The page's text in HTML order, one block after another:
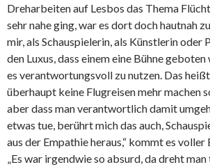
Dreharbeiten auf Lesbos das Thema
sehr nahe ging, war es dort doch hautnah
mir, als Schauspielerin, als Künstlerin oder
den Luxus, dass einem eine Bühne
es verantwortungsvoll zu nutzen. Das
überhaupt keine Flugreisen mehr machen
aber dass man verantwortlich damit
etwas tue, berührt mich das auch,
aus der Empathie heraus,“ kommt es voller
„Es war irgendwie so absurd, da dreht